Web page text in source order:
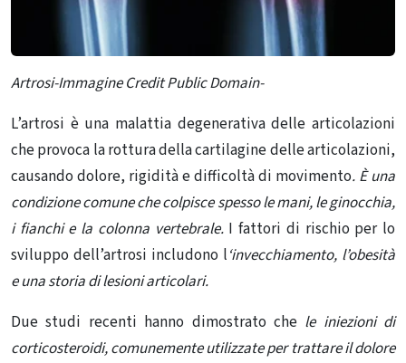
Artrosi-Immagine Credit Public Domain-
L’artrosi è una malattia degenerativa delle articolazioni
che provoca la rottura della cartilagine delle articolazioni,
causando dolore, rigidità e difficoltà di movimento. È una
condizione comune che colpisce spesso le mani, le ginocchia,
i fianchi e la colonna vertebrale. I fattori di rischio per lo
sviluppo dell’artrosi includono l‘invecchiamento, l’obesità
e una storia di lesioni articolari.
Due studi recenti hanno dimostrato chele iniezioni di
corticosteroidi, comunemente utilizzate per trattare il dolore